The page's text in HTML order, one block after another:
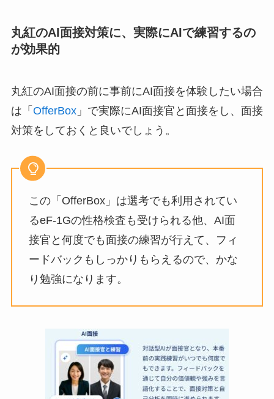
丸紅のAI面接対策に、実際にAIで練習するの
が効果的
丸紅のAI面接の前に事前にAI面接を体験したい場合
は「 OfferBox」で実際にAI面接官と面接をし、面接
対策をしておくと良いでしょう。
この「OfferBox」は選考でも利用されてい
るeF-1Gの性格検査も受けられる他、AI面
接官と何度でも面接の練習が行えて、フィ
ードバックもしっかりもらえるので、かな
り勉強になります。